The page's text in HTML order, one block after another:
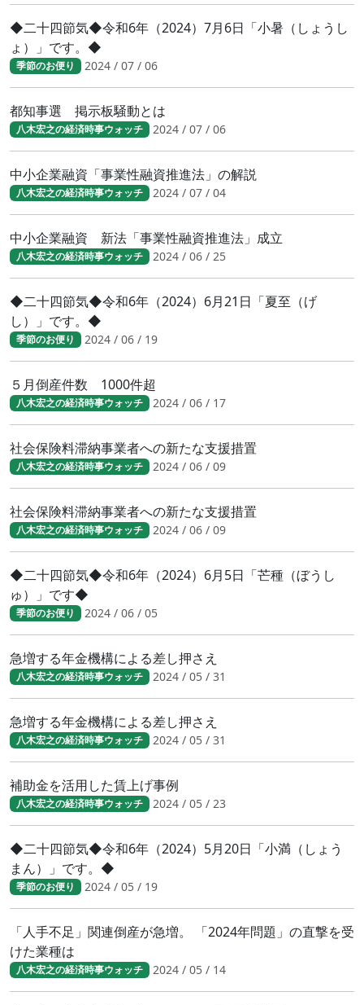
◆二十四節気◆令和6年（2024）7月6日「小暑（しょうし
ょ）」です。◆
季節のお便り 2024 / 07 / 06
都知事選 掲示板騒動とは
八木宏之の経済時事ウォッチ 2024 / 07 / 06
中小企業融資「事業性融資推進法」の解説
八木宏之の経済時事ウォッチ 2024 / 07 / 04
中小企業融資 新法「事業性融資推進法」成立
八木宏之の経済時事ウォッチ 2024 / 06 / 25
◆二十四節気◆令和6年（2024）6月21日「夏至（げ
し）」です。◆
季節のお便り 2024 / 06 / 19
５月倒産件数 1000件超
八木宏之の経済時事ウォッチ 2024 / 06 / 17
社会保険料滞納事業者への新たな支援措置
八木宏之の経済時事ウォッチ 2024 / 06 / 09
社会保険料滞納事業者への新たな支援措置
八木宏之の経済時事ウォッチ 2024 / 06 / 09
◆二十四節気◆令和6年（2024）6月5日「芒種（ぼうし
ゅ）」です◆
季節のお便り 2024 / 06 / 05
急増する年金機構による差し押さえ
八木宏之の経済時事ウォッチ 2024 / 05 / 31
急増する年金機構による差し押さえ
八木宏之の経済時事ウォッチ 2024 / 05 / 31
補助金を活用した賃上げ事例
八木宏之の経済時事ウォッチ 2024 / 05 / 23
◆二十四節気◆令和6年（2024）5月20日「小満（しょう
まん）」です。◆
季節のお便り 2024 / 05 / 19
「人手不足」関連倒産が急増。 「2024年問題」の直撃を受
けた業種は
八木宏之の経済時事ウォッチ 2024 / 05 / 14